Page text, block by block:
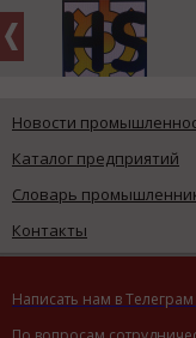
Новости
Каталог предприятий
Словарь
Контакты
Написать нам в Телеграм